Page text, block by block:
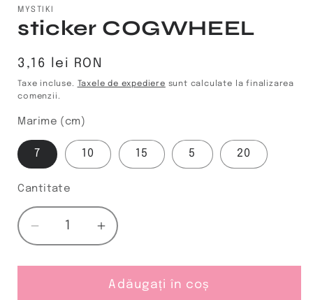
o
modală
MYSTIKI
sticker COGWHEEL
Preț
obișnuit
3,16 lei RON
Taxe incluse. Taxele de expediere sunt calculate la finalizarea
comenzii.
Marime (cm)
7 10 15 5 20
Cantitate
Cantitate
Reduceți
cantitatea
pentru
Creșteți
cantitatea
pentru
sticker
Adăugați în coș